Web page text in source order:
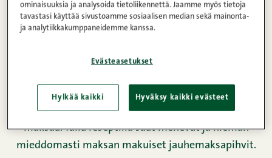
Ohje
Ravintosisältö
Kunnon jauhelihaa ja tuoretta kotimaista naudan
maksaa. Tällä reseptillä saat mehevät ja hieman
mieddomasti maksan makuiset jauhemaksapihvit.
ominaisuuksia ja analysoida tietoliikennettä. Jaamme myös tietoja
tavastasi käyttää sivustoamme sosiaalisen median sekä mainonta-
ja analytiikkakumppaneidemme kanssa.
Evästeasetukset
Hylkää kaikki Hyväksy kaikki evästeet